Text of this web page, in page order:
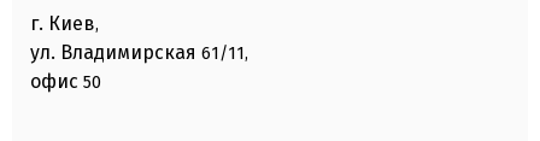
г. Киев,
ул. Владимирская 61/11,
офис 50